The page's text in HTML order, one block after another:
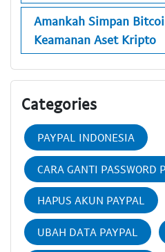
Amankah Simpan
Keamanan Aset Kripto
Categories
PAYPAL INDONESIA
CARA GANTI PASSWORD
HAPUS AKUN PAYPAL
UBAH DATA PAYPAL